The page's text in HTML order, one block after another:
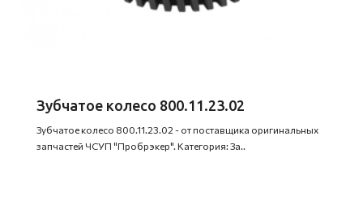
Зубчатое колесо 800.11.23.02
Зубчатое колесо 800.11.23.02 - от поставщика оригинальных
запчастей ЧСУП "Пробрэкер". Категория: За..